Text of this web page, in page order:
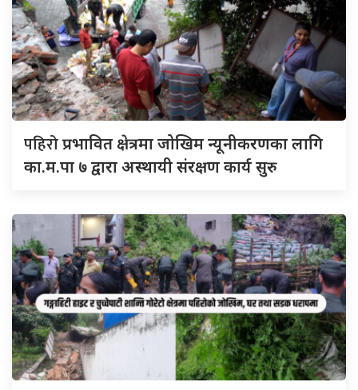
पहिरोप्रभावित क्षेत्रमा जोखिम न्यूनीकरणका लागि
का.म.पा ७ द्वारा अस्थायी संरक्षण कार्य सुरु